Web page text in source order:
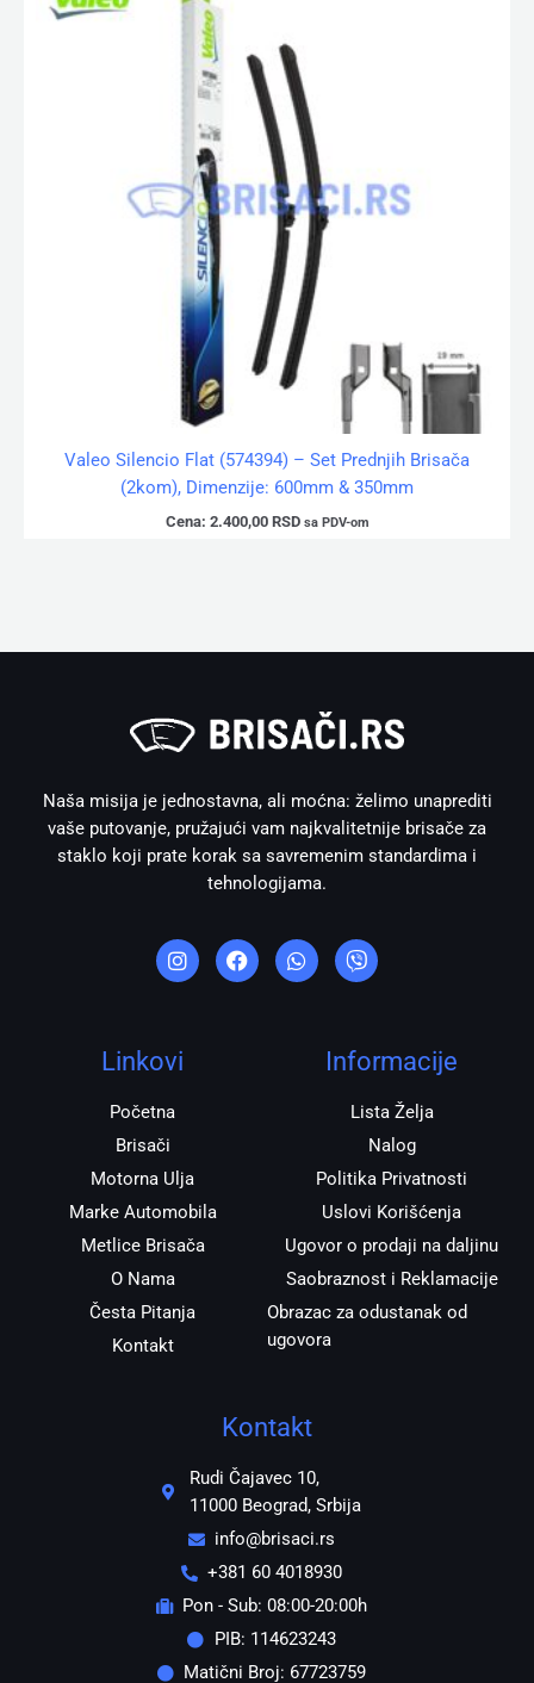
Valeo Silencio Flat (574394) – Set Prednjih Brisača
(2kom), Dimenzije: 600mm & 350mm
Cena: 2.400,00 RSD sa PDV-om
Naša misija je jednostavna, ali moćna: želimo unaprediti
vaše putovanje, pružajući vam najkvalitetnije brisače za
staklo koji prate korak sa savremenim standardima i
tehnologijama.
n
s
t
r
a
a
c
e
h
a
t
i
b
e
Linkovi
Početna
Brisači
Motorna Ulja
Marke Automobila
Metlice Brisača
O Nama
Česta Pitanja
Kontakt
Informacije
Lista Želja
Nalog
Politika Privatnosti
Uslovi Korišćenja
Ugovor o prodaji na daljinu
Saobraznost i Reklamacije
Obrazac za odustanak od
ugovora
Kontakt
Rudi Čajavec 10,
11000 Beograd, Srbija
info@brisaci.rs
+381 60 4018930
Pon - Sub: 08:00-20:00h
PIB: 114623243
Matični Broj: 67723759